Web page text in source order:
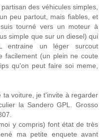
des véhicules simples,
peu partout, mais fiables, et
tourné vers un moteur à
simple que sur un diesel) qui
entraine un léger surcout
facilement (un plein ne coute
qu'on peut faire soi meme,
ta voiture, je t'invite à regarder
la Sandero GPL. Grosso
y compris) font état de très
ma petite enquete avant